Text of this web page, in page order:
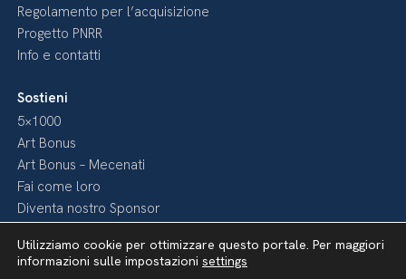
Regolamento per l’acquisizione
Progetto PNRR
Info e contatti
Sostieni
5×1000
Art Bonus
Art Bonus – Mecenati
Fai come loro
Diventa nostro Sponsor
Media
Utilizziamo cookie per ottimizzare questo portale. Per maggiori
informazioni sulle impostazioni settings